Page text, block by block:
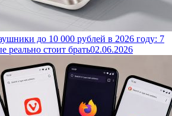
до 10 000 рублей в 2026 году: 7
реально стоит брать02.06.2026